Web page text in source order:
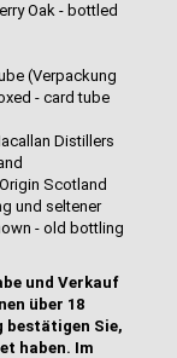
Oak - bottled
(Verpackung
- card tube
Distillers
Scotland
und seltener
- old bottling
und Verkauf
über 18
bestätigen Sie,
haben. Im